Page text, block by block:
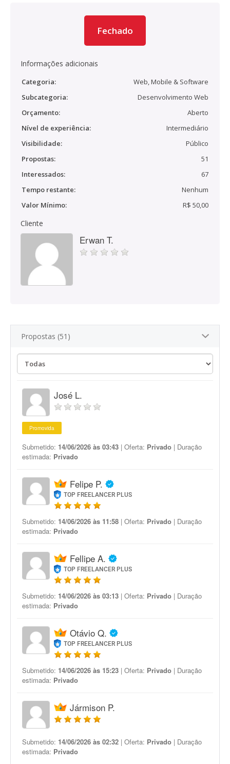
Fechado
Informações adicionais
Categoria:
Web, Mobile & Software
Subcategoria:
Desenvolvimento Web
Orçamento:
Aberto
Nível de experiência:
Intermediário
Visibilidade:
Público
Propostas:
51
Interessados:
67
Tempo restante:
Nenhum
Valor Mínimo:
R$ 50,00
Cliente
Erwan T.
Propostas (51)
José L.
Promovida
Submetido: 14/06/2026 às 03:43 | Oferta: Privado | Duração
estimada: Privado
Felipe P.
TOP FREELANCER PLUS
Submetido: 14/06/2026 às 11:58 | Oferta: Privado | Duração
estimada: Privado
Fellipe A.
TOP FREELANCER PLUS
Submetido: 14/06/2026 às 03:13 | Oferta: Privado | Duração
estimada: Privado
Otávio Q.
TOP FREELANCER PLUS
Submetido: 14/06/2026 às 15:23 | Oferta: Privado | Duração
estimada: Privado
Jármison P.
Submetido: 14/06/2026 às 02:32 | Oferta: Privado | Duração
estimada: Privado